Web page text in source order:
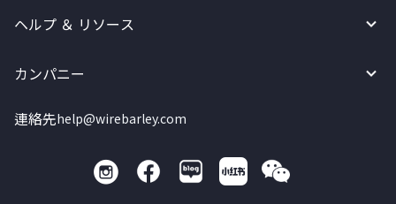
ヘルプ ＆ リソース
カンパニー
連絡先help@wirebarley.com